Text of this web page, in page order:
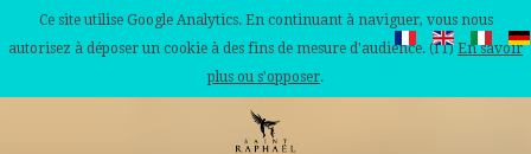
Ce site utilise Google Analytics. En continuant à naviguer, vous nous
autorisez à déposer un cookie à des fins de mesure d'audience. (IT) En savoir
plus ou s'opposer.